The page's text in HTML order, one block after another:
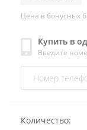
Цена в бонусных
Купить в
Введите
Количество: